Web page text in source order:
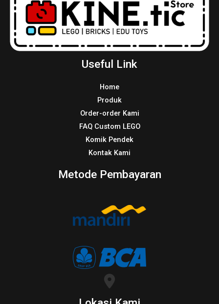
Useful Link
Home
Produk
Order-order Kami
FAQ Custom LEGO
Komik Pendek
Kontak Kami
Metode Pembayaran